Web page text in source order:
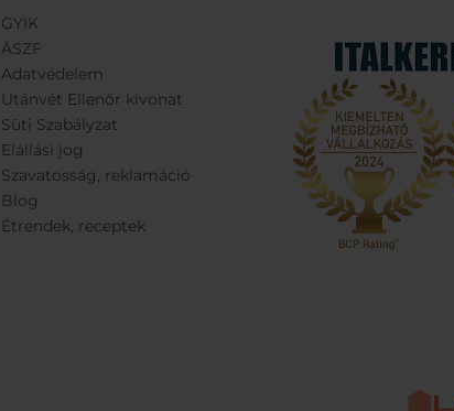
GYIK
ÁSZF
Adatvédelem
Utánvét Ellenőr kivonat
Süti Szabályzat
Elállási jog
Szavatosság, reklamáció
Blog
Étrendek, receptek